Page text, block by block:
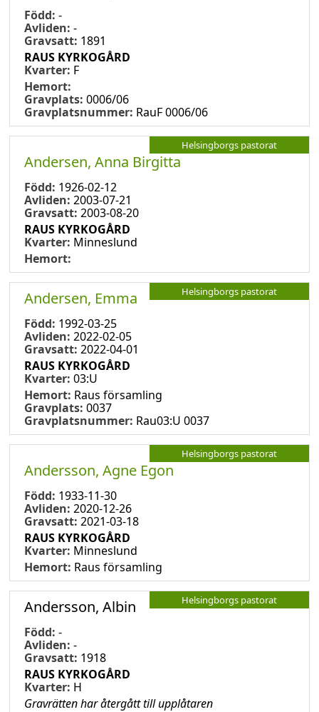
Född: -
Avliden: -
Gravsatt: 1891
RAUS KYRKOGÅRD
Kvarter: F
Hemort:
Gravplats: 0006/06
Gravplatsnummer: RauF 0006/06
Helsingborgs pastorat
Andersen, Anna Birgitta
Född: 1926-02-12
Avliden: 2003-07-21
Gravsatt: 2003-08-20
RAUS KYRKOGÅRD
Kvarter: Minneslund
Hemort:
Helsingborgs pastorat
Andersen, Emma
Född: 1992-03-25
Avliden: 2022-02-05
Gravsatt: 2022-04-01
RAUS KYRKOGÅRD
Kvarter: 03:U
Hemort: Raus församling
Gravplats: 0037
Gravplatsnummer: Rau03:U 0037
Helsingborgs pastorat
Andersson, Agne Egon
Född: 1933-11-30
Avliden: 2020-12-26
Gravsatt: 2021-03-18
RAUS KYRKOGÅRD
Kvarter: Minneslund
Hemort: Raus församling
Helsingborgs pastorat
Andersson, Albin
Född: -
Avliden: -
Gravsatt: 1918
RAUS KYRKOGÅRD
Kvarter: H
Gravrätten har återgått till upplåtaren